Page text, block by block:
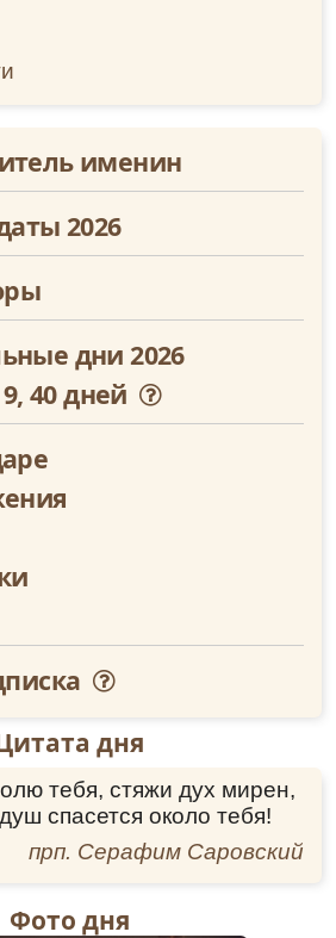
именин
2026
дни 2026
40 дней
дня
тебя, стяжи дух мирен,
спасется около тебя!
прп. Серафим Саровский
Фото дня